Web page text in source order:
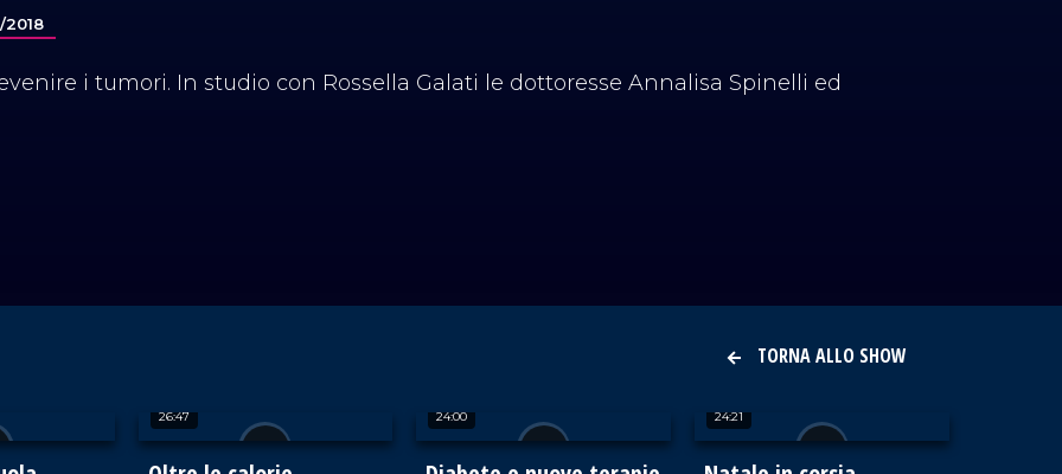
2018
i tumori. In studio con Rossella Galati le dottoresse Annalisa Spinelli ed
TORNA ALLO SHOW
26:47 24:00 24:21